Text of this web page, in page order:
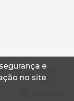
e
no site
reservados.